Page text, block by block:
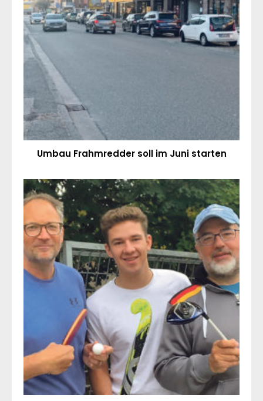
Umbau Frahmredder soll im Juni starten